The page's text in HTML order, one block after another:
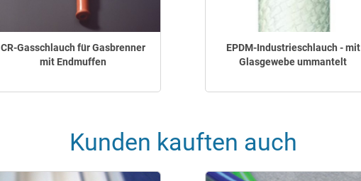
CR-Gasschlauch für Gasbrenner
mit Endmuffen
EPDM-Industrieschlauch - mit
Glasgewebe ummantelt
Kunden kauften auch